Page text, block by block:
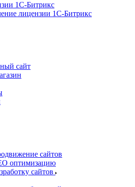
1С-Битрикс
лицензии 1С-Битрикс
сайт
сайтов
оптимизацию
сайтов